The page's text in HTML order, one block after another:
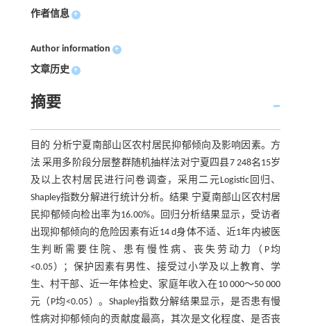
作者信息 +
Author information +
文章历史 +
摘要
目的 分析宁夏南部山区农村居民抑郁倾向及影响因素。方
法 采用多阶段分层整群随机抽样法对宁夏四县7 248名15岁
及以上农村居民进行问卷调查，采用二元Logistic回归、
Shapley指数分解进行统计分析。结果 宁夏南部山区农村居
民抑郁倾向检出率为16.00%。回归分析结果显示，受访者
出现抑郁倾向的危险因素有近14 d身体不适、近1年内被医
生判断需要住院、患有慢性病、丧失劳动力（P均
<0.05）；保护因素有男性、接受过小学及以上教育、学
生、村干部、近一年体检史、家庭年收入在10 000～50 000
元（P均<0.05）。Shapley指数分解结果显示，是否患有慢
性病对抑郁倾向的贡献度最高，其次是文化程度、是否丧